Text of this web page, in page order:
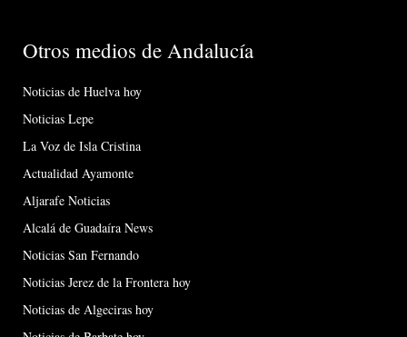
Otros medios de Andalucía
Noticias de Huelva hoy
Noticias Lepe
La Voz de Isla Cristina
Actualidad Ayamonte
Aljarafe Noticias
Alcalá de Guadaíra News
Noticias San Fernando
Noticias Jerez de la Frontera hoy
Noticias de Algeciras hoy